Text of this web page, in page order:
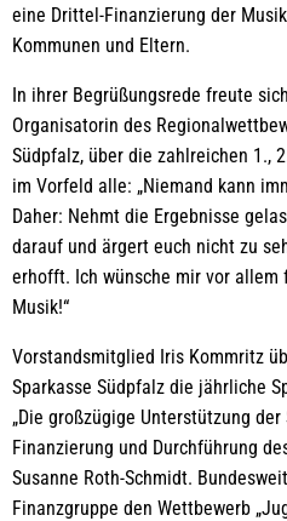
eine Drittel-Finanzierung der
Kommunen und Eltern.
In ihrer Begrüßungsrede freute
Organisatorin des
Südpfalz, über die zahlreichen 1.,
im Vorfeld alle: „Niemand kann
Daher: Nehmt die Ergebnisse
darauf und ärgert euch nicht zu
erhofft. Ich wünsche mir vor
Musik!“
Vorstandsmitglied Iris Kommritz
Sparkasse Südpfalz die jährliche
„Die großzügige Unterstützung
Finanzierung und Durchführung
Susanne Roth-Schmidt.
Finanzgruppe den Wettbewerb